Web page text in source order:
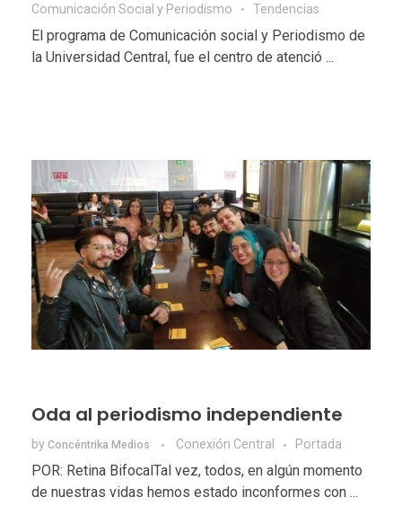
Comunicación Social y Periodismo Tendencias
El programa de Comunicación social y Periodismo de
la Universidad Central, fue el centro de atenció ...
Oda al periodismo independiente
by Concéntrika Medios Conexión Central Portada
POR: Retina BifocalTal vez, todos, en algún momento
de nuestras vidas hemos estado inconformes con ...